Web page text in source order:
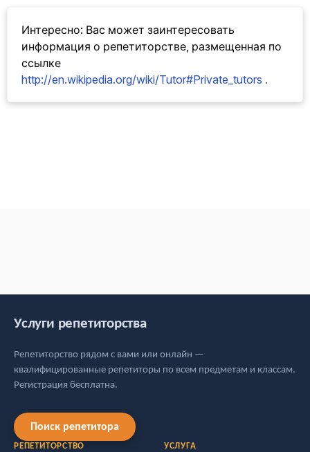
Интересно: Вас может заинтересовать
информация о репетиторстве, размещенная по
ссылке
http://en.wikipedia.org/wiki/Tutor#Private_tutors .
Услуги репетиторства
Репетиторство рядом с вами или онлайн —
квалифицированные репетиторы по всем предметам и классам.
Регистрация бесплатна.
Поиск репетитора
РЕПЕТИТОРСТВО УСЛУГА